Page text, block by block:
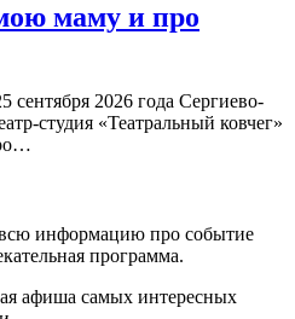
маму и про
сентября 2026 года Сергиево-
студия «Театральный ковчег»
информацию про событие
программа.
афиша самых интересных